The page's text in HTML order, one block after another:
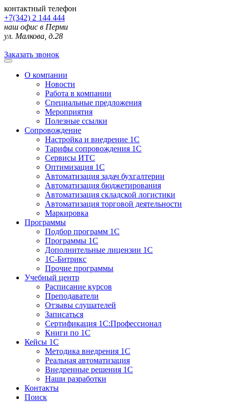
контактный телефон
+7(342) 2 144 444
наш офис в Перми
ул. Малкова, д.28
Заказать звонок
О компании
Новости
Работа в компании
Специальные предложения
Мероприятия
Полезные ссылки
Сопровождение
Настройка и внедрение 1С
Тарифы сопровождения 1С
Сервисы ИТС
Оптимизация 1С
Автоматизация задач бухгалтерии
Автоматизация бюджетирования
Автоматизация складской логистики
Автоматизация торговой деятельности
Маркировка
Программы
Подбор программ 1С
Программы 1С
Дополнительные лицензии 1С
1С-Битрикс
Прочие программы
Учебный центр
Расписание курсов
Преподаватели
Отзывы слушателей
Записаться
Сертификация 1С:Профессионал
Книги по 1С
Кейсы 1С
Методика внедрения 1С
Реальная автоматизация
Внедренные решения 1С
Наши разработки
Контакты
Поиск